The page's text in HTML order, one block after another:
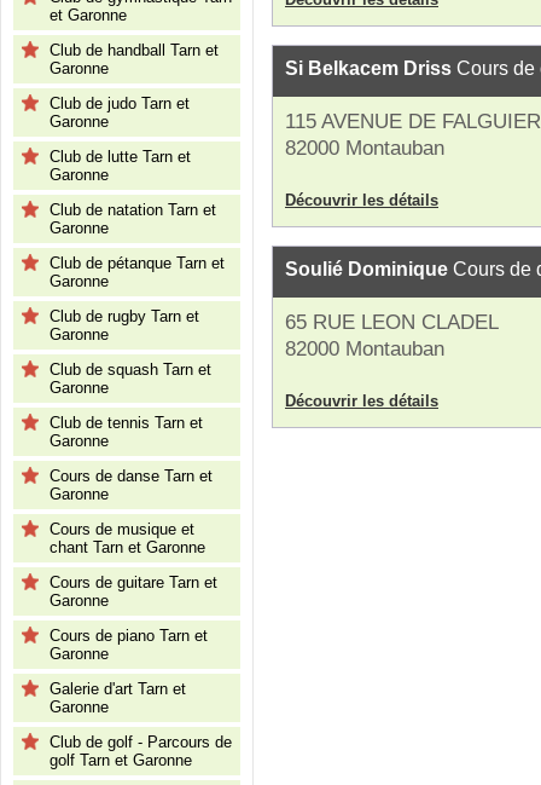
et Garonne
Club de handball Tarn et
Garonne
Club de judo Tarn et
Garonne
Club de lutte Tarn et
Garonne
Club de natation Tarn et
Garonne
Club de pétanque Tarn et
Garonne
Club de rugby Tarn et
Garonne
Club de squash Tarn et
Garonne
Club de tennis Tarn et
Garonne
Cours de danse Tarn et
Garonne
Cours de musique et
chant Tarn et Garonne
Cours de guitare Tarn et
Garonne
Cours de piano Tarn et
Garonne
Galerie d'art Tarn et
Garonne
Club de golf - Parcours de
golf Tarn et Garonne
Si Belkacem Driss Cours de
115 AVENUE DE
82000 Montauban
Découvrir les détails
Soulié Dominique Cours de
65 RUE LEON CLADEL
82000 Montauban
Découvrir les détails